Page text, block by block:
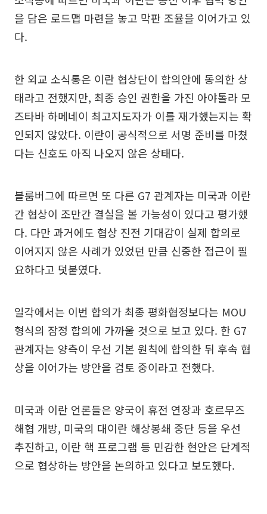
을 담은 로드맵 마련을 놓고 막판 조율을 이어가고 있
다.
한 외교 소식통은 이란 협상단이 합의안에 동의한 상
태라고 전했지만, 최종 승인 권한을 가진 아야톨라 모
즈타바 하메네이 최고지도자가 이를 재가했는지는 확
인되지 않았다. 이란이 공식적으로 서명 준비를 마쳤
다는 신호도 아직 나오지 않은 상태다.
블룸버그에 따르면 또 다른 G7 관계자는 미국과 이란
간 협상이 조만간 결실을 볼 가능성이 있다고 평가했
다. 다만 과거에도 협상 진전 기대감이 실제 합의로
이어지지 않은 사례가 있었던 만큼 신중한 접근이 필
요하다고 덧붙였다.
일각에서는 이번 합의가 최종 평화협정보다는 MOU
형식의 잠정 합의에 가까울 것으로 보고 있다. 한 G7
관계자는 양측이 우선 기본 원칙에 합의한 뒤 후속 협
상을 이어가는 방안을 검토 중이라고 전했다.
미국과 이란 언론들은 양국이 휴전 연장과 호르무즈
해협 개방, 미국의 대이란 해상봉쇄 중단 등을 우선
추진하고, 이란 핵 프로그램 등 민감한 현안은 단계적
으로 협상하는 방안을 논의하고 있다고 보도했다.